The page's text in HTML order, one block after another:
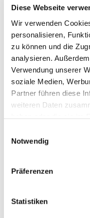
Diese Webseite
Wir verwenden
personalisieren,
zu können und die
analysieren.
Verwendung unserer
soziale Medien,
Partner führen diese
weiteren Daten
Notwendig
Präferenzen
Statistiken
Gemeinden erhöhen.
Deutschen
zur Förderung
zur Antragstellung
wurden noch im
Arbeit zum Teil bereits
Umwelt –
Umsetzung der
Im Jahr 2024 hat das
Unternehmen in
Waldwiederherstellung
klimaangepasstes
Förderprogramme zur